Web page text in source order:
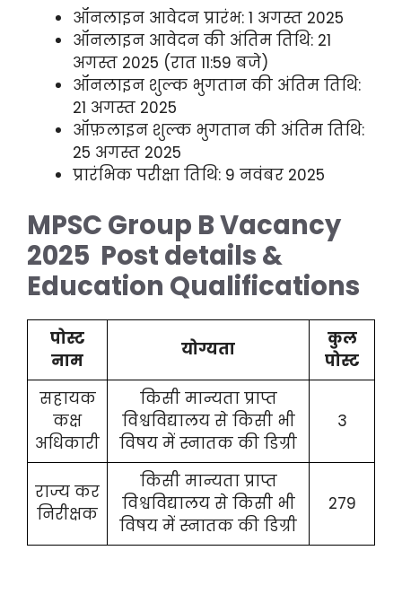
ऑनलाइन आवेदन प्रारंभ: 1 अगस्त 2025
ऑनलाइन आवेदन की अंतिम तिथि: 21
अगस्त 2025 (रात 11:59 बजे)
ऑनलाइन शुल्क भुगतान की अंतिम तिथि:
21 अगस्त 2025
ऑफ़लाइन शुल्क भुगतान की अंतिम तिथि:
25 अगस्त 2025
प्रारंभिक परीक्षा तिथि: 9 नवंबर 2025
MPSC Group B Vacancy
2025 Post details &
Education Qualifications
पोस्ट
नाम
योग्यता
कुल
पोस्ट
सहायक
कक्ष
अधिकारी
किसी मान्यता प्राप्त
विश्वविद्यालय से किसी भी
विषय में स्नातक की डिग्री
3
राज्य कर
निरीक्षक
किसी मान्यता प्राप्त
विश्वविद्यालय से किसी भी
विषय में स्नातक की डिग्री
279